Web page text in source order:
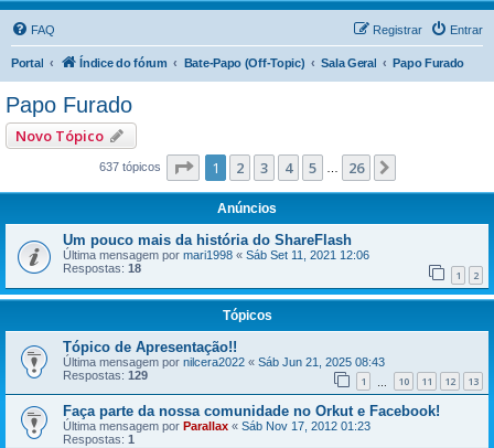
FAQ Entrar
Registrar
Portal Índice do fórum Bate-Papo (Off-Topic) Sala Geral Papo Furado
Papo Furado
Novo Tópico
637 tópicos Página de 26
1 2 3 4 5 26
Anúncios
Um pouco mais da história do ShareFlash
Última mensagem por mari1998 « Sáb Set 11, 2021 12:06
Respostas: 18 1 2
Tópicos
Tópico de Apresentação!!
Última mensagem por nilcera2022 « Sáb Jun 21, 2025 08:43
Respostas: 129 1 10 11 12 13
Faça parte da nossa comunidade no Orkut e Facebook!
Última mensagem por Parallax « Sáb Nov 17, 2012 01:23
Respostas: 1